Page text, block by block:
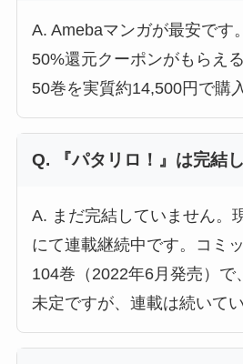
A. Amebaマンガが最安です
50%還元クーポンがもらえ
50巻を実質約14,500円で購
Q. 『パタリロ！』は完結
A. まだ完結していません。
にて連載継続中です。コミ
104巻（2022年6月発売）で
未定ですが、連載は続いてい